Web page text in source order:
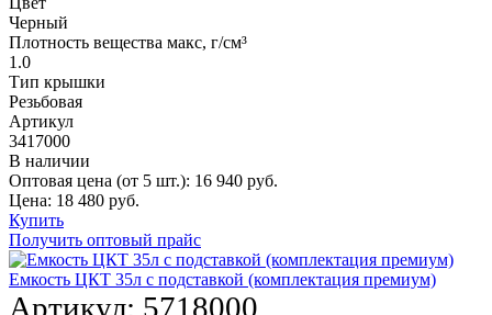
Черный
Плотность вещества макс, г/см³
1.0
Тип крышки
Резьбовая
Артикул
3417000
В наличии
Оптовая цена (от 5 шт.): 16 940 руб.
Цена: 18 480 руб.
Купить
Получить оптовый прайс
Емкость ЦКТ 35л с подставкой (комплектация премиум)
Артикул: 5718000